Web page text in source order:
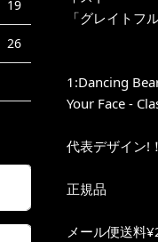
19
26
「グレイトフ
1:Dancing
Your Face -
代表デザイン!！
正規品
メール便送料